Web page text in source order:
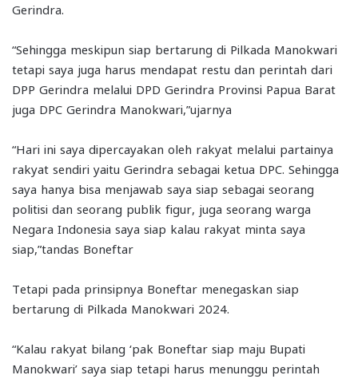
Gerindra.
“Sehingga meskipun siap bertarung di Pilkada Manokwari
tetapi saya juga harus mendapat restu dan perintah dari
DPP Gerindra melalui DPD Gerindra Provinsi Papua Barat
juga DPC Gerindra Manokwari,”ujarnya
“Hari ini saya dipercayakan oleh rakyat melalui partainya
rakyat sendiri yaitu Gerindra sebagai ketua DPC. Sehingga
saya hanya bisa menjawab saya siap sebagai seorang
politisi dan seorang publik figur, juga seorang warga
Negara Indonesia saya siap kalau rakyat minta saya
siap,”tandas Boneftar
Tetapi pada prinsipnya Boneftar menegaskan siap
bertarung di Pilkada Manokwari 2024.
“Kalau rakyat bilang ‘pak Boneftar siap maju Bupati
Manokwari’ saya siap tetapi harus menunggu perintah